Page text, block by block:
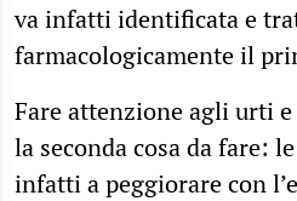
va infatti identificata e
farmacologicamente il
Fare attenzione agli urti
la seconda cosa da fare:
infatti a peggiorare con